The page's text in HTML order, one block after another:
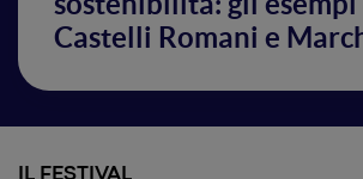
Castelli Romani e
IL FESTIVAL